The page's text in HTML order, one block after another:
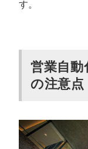
StockSun株式会社〒
す。
営業自
の注意点